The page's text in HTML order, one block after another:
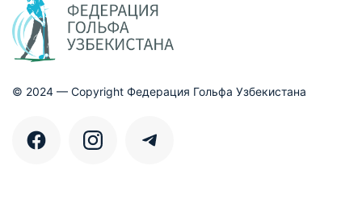
© 2024 — Copyright Федерация Гольфа Узбекистана